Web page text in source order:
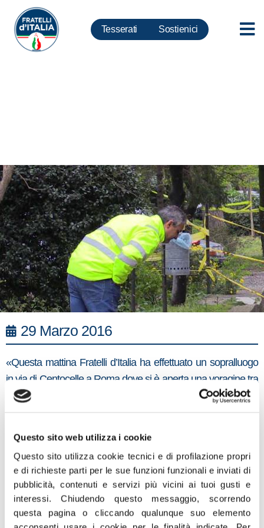
Questo sito web utilizza i cookie
Questo sito utilizza cookie tecnici e di profilazione propri
e di richieste parti per le sue funzioni funzionali e inviati di
pubblicità, contenuti e servizi più vicini ai tuoi gusti e
interessi.Chiudendo questo messaggio, scorrendo
questa pagina o cliccando qualunque suo elemento
Tesserati Sostienici
29 Marzo 2016
«Questa mattina Fratelli d’Italia ha effettuato un sopralluogo
in via di Centocelle a Roma dove si è aperta una voragine tra
due palazzine di case popolari. Da giorni i cittadini, allarmati
Ma nessuno si è degnato di fare qualcosa e ora 14 famiglie
sono per strada. E molte di queste sono costrette a dormire
in macchina per la paura che la loro casa venga occupata
abusivamente. Le periferie romane sono ormai terra di
nessuno e quello di Centocelle non è né il primo né l’ultimo